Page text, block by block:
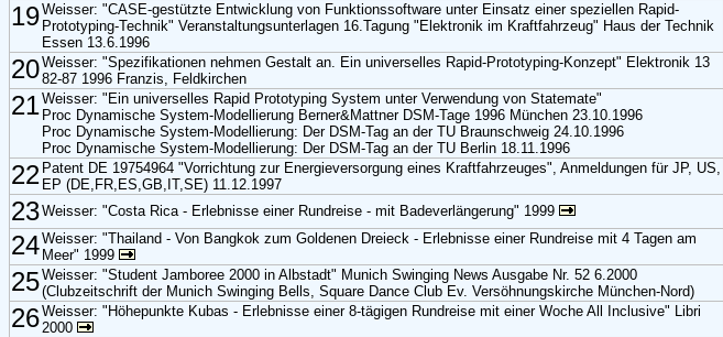
19Weisser: "CASE-gestützte Entwicklung von Funktionssoftware unter Einsatz einer speziellen Rapid-
Prototyping-Technik" Veranstaltungsunterlagen 16.Tagung "Elektronik im Kraftfahrzeug" Haus der Technik
Essen 13.6.1996
20Weisser: "Spezifikationen nehmen Gestalt an. Ein universelles Rapid-Prototyping-Konzept" Elektronik 13
82-87 1996 Franzis, Feldkirchen
21Weisser: "Ein universelles Rapid Prototyping System unter Verwendung von Statemate"
Proc Dynamische System-Modellierung Berner&Mattner DSM-Tage 1996 München 23.10.1996
Proc Dynamische System-Modellierung: Der DSM-Tag an der TU Braunschweig 24.10.1996
Proc Dynamische System-Modellierung: Der DSM-Tag an der TU Berlin 18.11.1996
22 Patent DE 19754964 "Vorrichtung zur Energieversorgung eines Kraftfahrzeuges", Anmeldungen für JP, US,
EP (DE,FR,ES,GB,IT,SE) 11.12.1997
23Weisser: "Costa Rica - Erlebnisse einer Rundreise - mit Badeverlängerung" 1999
24Weisser: "Thailand - Von Bangkok zum Goldenen Dreieck - Erlebnisse einer Rundreise mit 4 Tagen am
Meer" 1999
25Weisser: "Student Jamboree 2000 in Albstadt" Munich Swinging News Ausgabe Nr. 52 6.2000
(Clubzeitschrift der Munich Swinging Bells, Square Dance Club Ev. Versöhnungskirche München-Nord)
26Weisser: "Höhepunkte Kubas - Erlebnisse einer 8-tägigen Rundreise mit einer Woche All Inclusive" Libri
2000